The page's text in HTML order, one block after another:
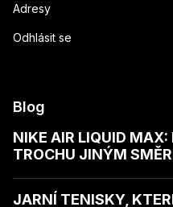
Adresy
Odhlásit se
Blog
NIKE AIR LIQUID
TROCHU JINÝM
JARNÍ TENISKY,